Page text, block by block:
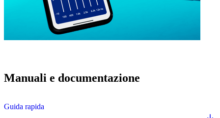
Manuali e documentazione
Guida rapida